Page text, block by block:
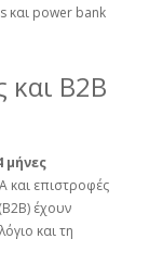
και power bank
και B2B
μήνες
και επιστροφές
έχουν
και τη